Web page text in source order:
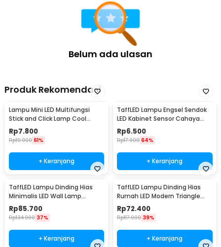
Belum ada ulasan
Produk Rekomendasi
Lampu Mini LED Multifungsi
Stick and Click Lamp Cool
White 6.5cm - LL003
Rp7.800
Rp19.900 61%
+ Keranjang
TaffLED Lampu Engsel Sendok
LED Kabinet Sensor Cahaya
Cool White 12V - XYD
Rp6.500
Rp17.900 64%
+ Keranjang
TaffLED Lampu Dinding Hias
Minimalis LED Wall Lamp
Aluminium 12W Warm White -
B1001
Rp85.700
Rp134.900 37%
+ Keranjang
TaffLED Lampu Dinding Hias
Rumah LED Modern Triangle
Aluminium 3W - ABD-3W-SJX
Rp72.400
Rp117.900 39%
+ Keranjang